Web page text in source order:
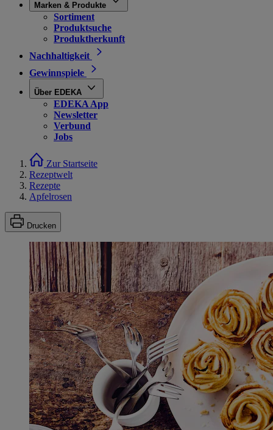
Marken & Produkte
Sortiment
Produktsuche
Produktherkunft
Nachhaltigkeit
Gewinnspiele
Über EDEKA
EDEKA App
Newsletter
Verbund
Jobs
Zur Startseite
Rezeptwelt
Rezepte
Apfelrosen
Drucken